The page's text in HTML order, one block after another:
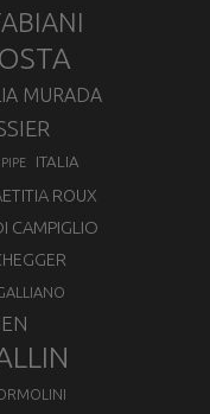
MURADA
ITALIA
ROUX
CAMPIGLIO